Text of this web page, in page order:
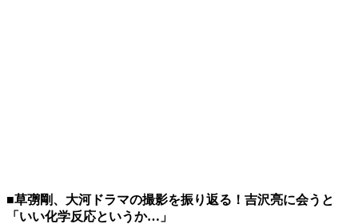
■草彅剛、大河ドラマの撮影を振り返る！吉沢亮に会うと
「いい化学反応というか…」